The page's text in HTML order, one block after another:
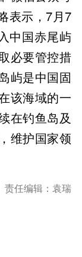
表示，7月7
中国赤尾屿
必要管控措
屿是中国固
该海域的一
在钓鱼岛及
维护国家领
责任编辑：袁瑞